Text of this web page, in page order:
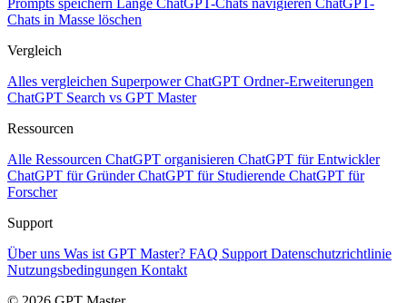
Chats in Masse löschen
Vergleich
Alles vergleichen Superpower ChatGPT Ordner-Erweiterungen
ChatGPT Search vs GPT Master
Ressourcen
Alle Ressourcen ChatGPT organisieren ChatGPT für Entwickler
ChatGPT für GründerChatGPT für Studierende ChatGPT für
Forscher
Support
Über uns Was ist GPT Master? FAQ Support Datenschutzrichtlinie
Nutzungsbedingungen Kontakt